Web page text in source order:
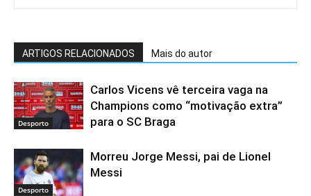
ARTIGOS RELACIONADOS Mais do autor
Desporto
Carlos Vicens vê terceira vaga na
Champions como “motivação extra”
para o SC Braga
Desporto
Morreu Jorge Messi, pai de Lionel
Messi